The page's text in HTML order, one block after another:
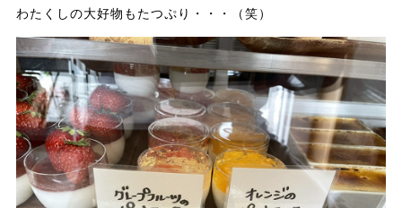
わたくしの大好物もたつぷり・・・（笑）